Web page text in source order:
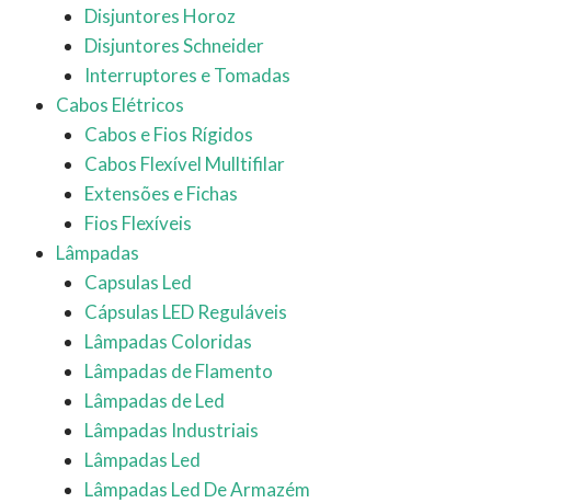
Disjuntores Horoz
Disjuntores Schneider
Interruptores e Tomadas
Cabos Elétricos
Cabos e Fios Rígidos
Cabos Flexível Mulltifilar
Extensões e Fichas
Fios Flexíveis
Lâmpadas
Capsulas Led
Cápsulas LED Reguláveis
Lâmpadas Coloridas
Lâmpadas de Flamento
Lâmpadas de Led
Lâmpadas Industriais
Lâmpadas Led
Lâmpadas Led De Armazém